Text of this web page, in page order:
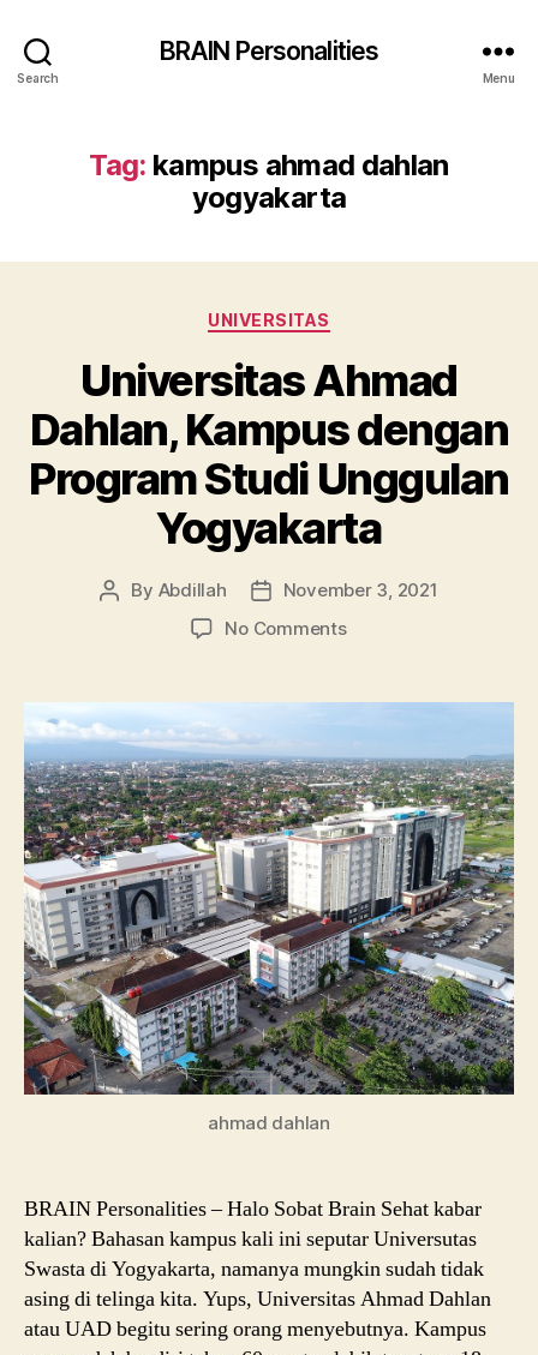
Search
BRAIN Personalities
Menu
Tag: kampus ahmad dahlan
yogyakarta
Categories
UNIVERSITAS
Universitas Ahmad
Dahlan, Kampus dengan
Program Studi Unggulan
Yogyakarta
Post
By Abdillah
Post
date
November 3, 2021
No Commentson
Dahlan,
dengan
Program
Studi
Unggulan
Yogyakarta
ahmad dahlan
BRAIN Personalities – Halo Sobat Brain Sehat kabar
kalian? Bahasan kampus kali ini seputar Universutas
Swasta di Yogyakarta, namanya mungkin sudah tidak
asing di telinga kita. Yups, Universitas Ahmad Dahlan
atau UAD begitu sering orang menyebutnya. Kampus